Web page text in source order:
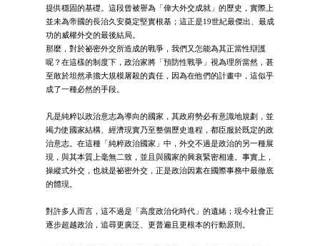
提供穩固的基礎。這段曾被譽為「偉大外交成就」的歷史，實際上
並未為帝國的長治久安奠定堅實根基；這正是19世紀最傑出、最成
功的威權外交的最後結局。
那麼，對於祕密外交所造成的戰爭，我們又怎能為其正當性辯護
呢？在這樣的制度下，政治家將「預防性戰爭」視為理所當然，甚
至敢於坦然承擔大規模屠殺的責任，因為在他們的計畫中，這似乎
成了一種必然的手段。
凡是純粹以政治意志為導向的國家，其政府勢必有意識地規劃，並
竭力使國家結構、經濟現實乃至整個歷史進程，都臣服於既定的政
治意志。在這種「純粹政治國家」中，外交不過是政治的另一種展
現，與其本質上毫無二致，並且與國家的興衰緊密相連。事實上，
操縱式外交，也就是祕密外交，正是政治因素在國際事務中最徹底
的體現。
對許多人而言，這不過是「高度政治化時代」的遺緒；現今社會正
逐步超越政治，追尋更廣泛、更普遍且更根本的行動原則。